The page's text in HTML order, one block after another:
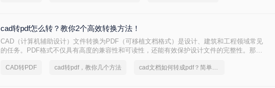
cad转pdf怎么转？教你2个高效转换方法！
CAD（计算机辅助设计）文件转换为PDF（可移植文档格式）是设计、建筑和工程领域常见
的任务。PDF格式不仅具有高度的兼容性和可读性，还能有效保护设计文件的完整性。那么
CAD转PDF cad转pdf，教你几个方法 cad文档如何转成pdf？简单高效的恢复方法